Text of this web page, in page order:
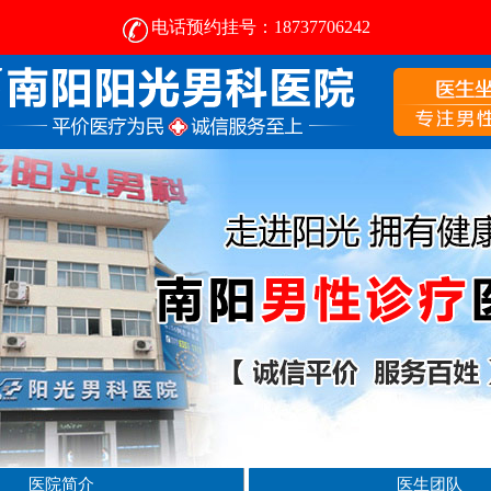
电话预约挂号：18737706242
南阳治疗前列腺的医院-南阳阳光男科医院 [前列腺医院]
医院简介 医生团队